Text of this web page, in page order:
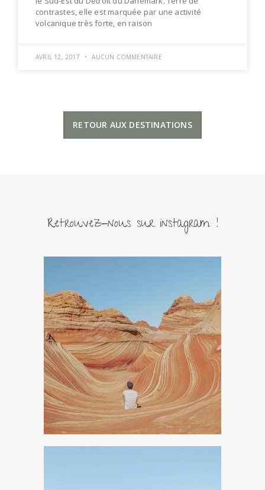
contrastes, elle est marquée par une activité
volcanique très forte, en raison
AVRIL 12, 2017 AUCUN COMMENTAIRE
RETOUR AUX DESTINATIONS
Retrouvez-nous sur instagram !